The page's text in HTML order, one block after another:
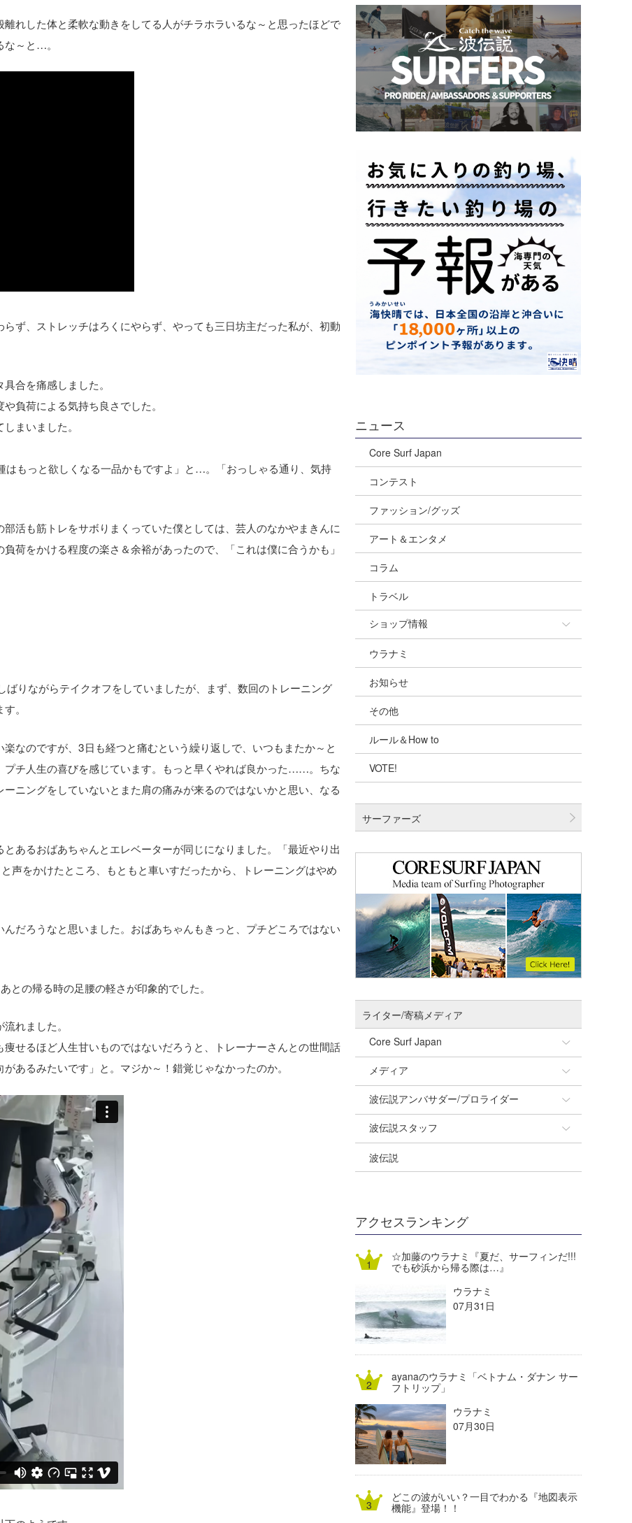
れした体と柔軟な動きをしてる人がチラホラいるな～と思ったほどで
～と…。
ず、ストレッチはろくにやらず、やっても三日坊主だった私が、初動
合を痛感しました。
負荷による気持ち良さでした。
まいました。
もっと欲しくなる一品かもですよ」と…。「おっしゃる通り、気持
活も筋トレをサボりまくっていた僕としては、芸人のなかやまきんに
荷をかける程度の楽さ＆余裕があったので、「これは僕に合うかも」
りながらテイクオフをしていましたが、まず、数回のトレーニング
。
なのですが、3日も経つと痛むという繰り返しで、いつもまたか～と
チ人生の喜びを感じています。もっと早くやれば良かった……。ちな
ニングをしていないとまた肩の痛みが来るのではないかと思い、なる
あるおばあちゃんとエレベーターが同じになりました。「最近やり出
声をかけたところ、もともと車いすだったから、トレーニングはやめ
だろうなと思いました。おばあちゃんもきっと、プチどころではない
の帰る時の足腰の軽さが印象的でした。
れました。
せるほど人生甘いものではないだろうと、トレーナーさんとの世間話
あるみたいです」と。マジか～！錯覚じゃなかったのか。
ニュース
Core Surf Japan
コンテスト
ファッション/グッズ
アート＆エンタメ
コラム
トラベル
ショップ情報
ショップ情報
湘南
千葉北
伊豆
千葉南
四国
沖縄
ウラナミ
お知らせ
その他
ルール＆How to
VOTE!
サーファーズ
ライター/寄稿メディア
Core Surf Japan
Naoya Kimoto
mitsuteru Kamio
Yasunari Inoue
Yoshiyuki Obata
DELTA FORCE SURF
熊谷素子
メディア
SURFMEDIA
Colors MAGAZINE
WAVAL
波伝説アンバサダー/プロライダー
福島寿実子
中浦“JET”章
進士剛光
植村未来
NOBUFUKU
大野”MAR”修聖
喜納海人
波伝説スタッフ
☆加藤
Aichan
ECE
G◎Da
H
KID
KOBU
KY
MIN
mitz
OYZ
波伝説
アクセスランキング
☆加藤のウラナミ『夏だ、サーフィンだ!!!
でも砂浜から帰る際は…』
ウラナミ
07月31日
ayanaのウラナミ「ベトナム・ダナン サー
フトリップ」
ウラナミ
07月30日
どこの波がいい？一目でわかる『地図表示
機能』登場！！